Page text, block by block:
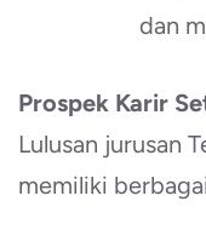
dan
Prospek Karir
Lulusan jurusan
memiliki